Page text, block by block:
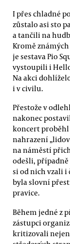
I přes chladné
zůstalo asi sto
a tančili na
Kromě
je sestava Pio
vystoupili i
Na akci
i v civilu.
Přestože v
nakonec
koncert
nahrazení
na náměstí
odešli,
si od nich vzali i
byla slovní
pravice.
Během jedné z
zástupci
kritizovali nejen